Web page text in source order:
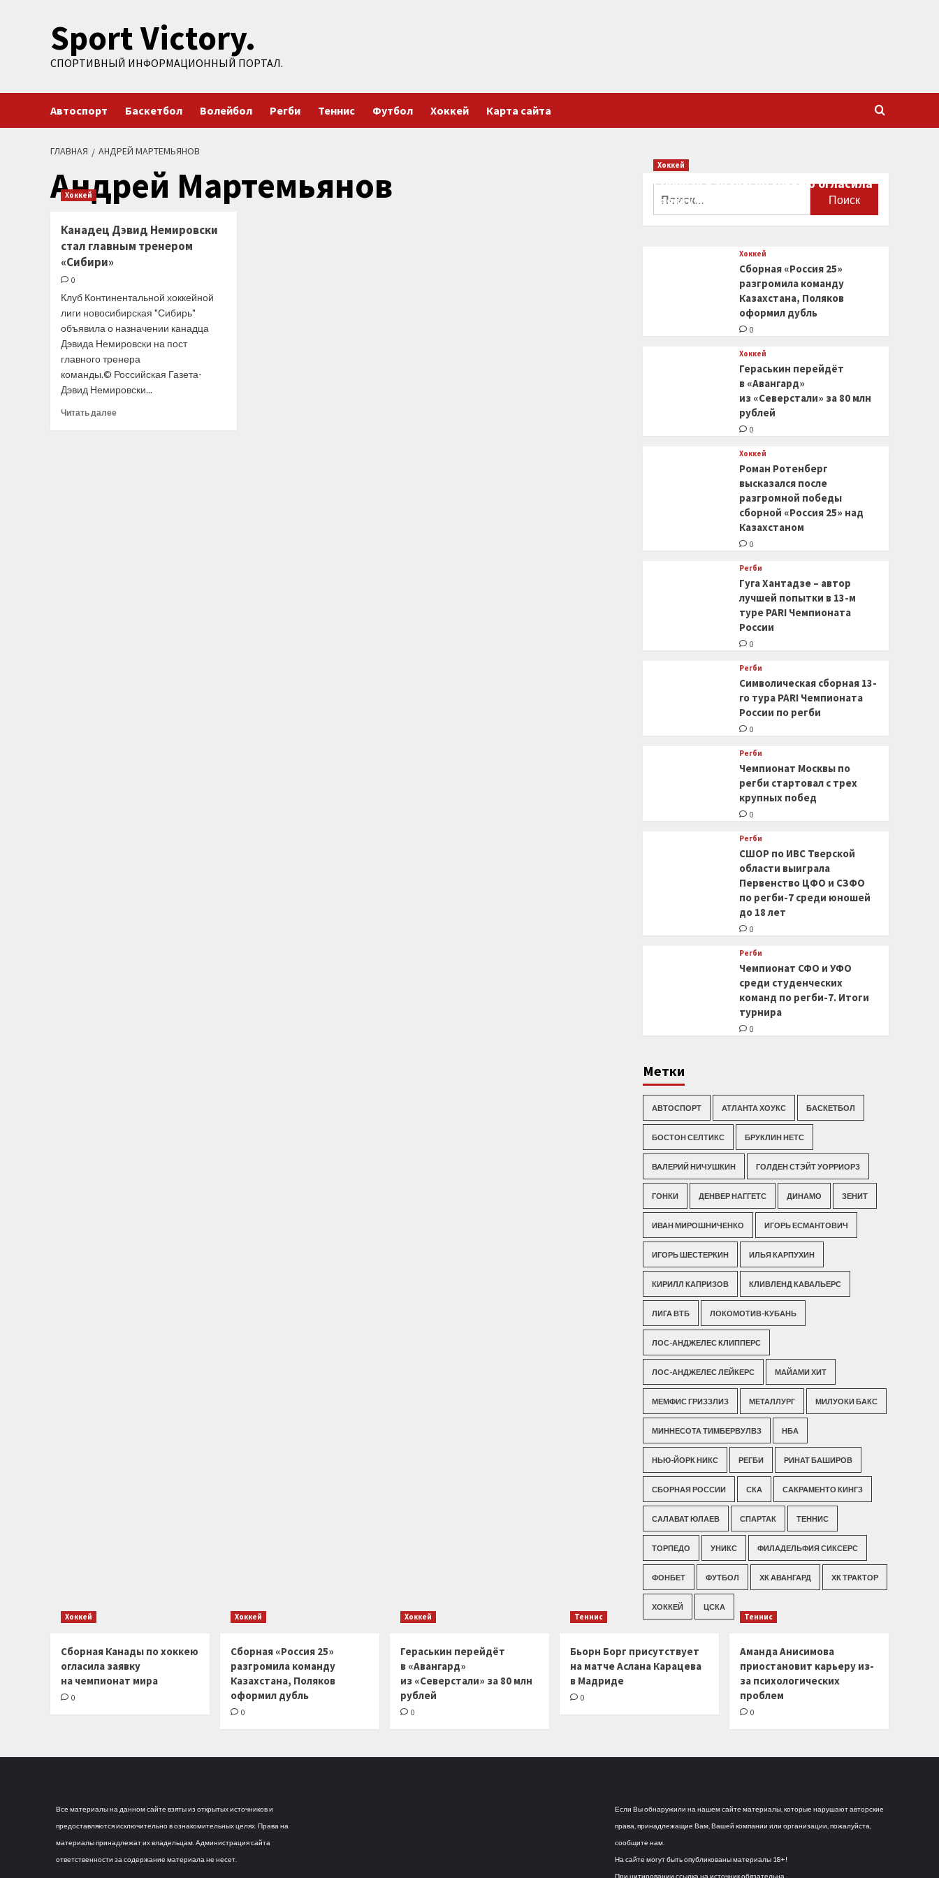
содержимомуSport Victory.
СПОРТИВНЫЙ ИНФОРМАЦИОННЫЙ ПОРТАЛ.
Автоспорт Баскетбол Волейбол Регби Теннис Футбол Хоккей Карта сайта
ГЛАВНАЯ АНДРЕЙ МАРТЕМЬЯНОВ
Андрей Мартемьянов
Хоккей
Канадец Дэвид Немировски
стал главным тренером
«Сибири»
0
Клуб Континентальной хоккейной
лиги новосибирская "Сибирь"
объявила о назначении канадца
Дэвида Немировски на пост
главного тренера
команды.© Российская Газета-
Дэвид Немировски...
Читать далееПрочитать
Хоккей
Сборная Канады по хоккею огласила
заявку на чемпионат мира
Хоккей
Сборная «Россия 25»
разгромила команду
Казахстана, Поляков
оформил дубль
0
Хоккей
Гераськин перейдёт
в «Авангард»
из «Северстали» за 80 млн
рублей
0
Хоккей
Роман Ротенберг
высказался после
разгромной победы
сборной «Россия 25» над
Казахстаном
0
Регби
Гуга Хантадзе – автор
лучшей попытки в 13-м
туре PARI Чемпионата
России
0
Регби
Символическая сборная 13-
го тура PARI Чемпионата
России по регби
0
Регби
Чемпионат Москвы по
регби стартовал с трех
крупных побед
0
Регби
СШОР по ИВС Тверской
области выиграла
Первенство ЦФО и СЗФО
по регби-7 среди юношей
до 18 лет
0
Регби
Чемпионат СФО и УФО
среди студенческих
команд по регби-7. Итоги
турнира
0
Метки
АВТОСПОРТ АТЛАНТА ХОУКС БАСКЕТБОЛ
БОСТОН СЕЛТИКС БРУКЛИН НЕТС
ВАЛЕРИЙ НИЧУШКИН ГОЛДЕН СТЭЙТ УОРРИОРЗ
ГОНКИ ДЕНВЕР НАГГЕТС ДИНАМО ЗЕНИТ
ИВАН МИРОШНИЧЕНКО ИГОРЬ ЕСМАНТОВИЧ
ИГОРЬ ШЕСТЕРКИН ИЛЬЯ КАРПУХИН
КИРИЛЛ КАПРИЗОВ КЛИВЛЕНД КАВАЛЬЕРС
ЛИГА ВТБ ЛОКОМОТИВ-КУБАНЬ
ЛОС-АНДЖЕЛЕС КЛИППЕРС
ЛОС-АНДЖЕЛЕС ЛЕЙКЕРС МАЙАМИ ХИТ
МЕМФИС ГРИЗЗЛИЗ МЕТАЛЛУРГ МИЛУОКИ БАКС
МИННЕСОТА ТИМБЕРВУЛВЗ НБА
НЬЮ-ЙОРК НИКС РЕГБИ РИНАТ БАШИРОВ
СБОРНАЯ РОССИИ СКА САКРАМЕНТО КИНГЗ
САЛАВАТ ЮЛАЕВ СПАРТАК ТЕННИС
ТОРПЕДО УНИКС ФИЛАДЕЛЬФИЯ СИКСЕРС
ФОНБЕТ ФУТБОЛ ХК АВАНГАРД ХК ТРАКТОР
ХОККЕЙ ЦСКА
Хоккей
Сборная Канады по хоккею
огласила заявку
на чемпионат мира
0
Хоккей
Сборная «Россия 25»
разгромила команду
Казахстана, Поляков
оформил дубль
0
Хоккей
Гераськин перейдёт
в «Авангард»
из «Северстали» за 80 млн
рублей
0
Теннис
Бьорн Борг присутствует
на матче Аслана Карацева
в Мадриде
0
Теннис
Аманда Анисимова
приостановит карьеру из-
за психологических
проблем
0
Все материалы на данном сайте взяты из открытых источников и
предоставляются исключительно в ознакомительных целях. Права на
материалы принадлежат их владельцам. Администрация сайта
ответственности за содержание материала не несет.
Если Вы обнаружили на нашем сайте материалы, которые нарушают авторские
права, принадлежащие Вам, Вашей компании или организации, пожалуйста,
сообщите нам.
На сайте могут быть опубликованы материалы 18+!
При цитировании ссылка на источник обязательна.